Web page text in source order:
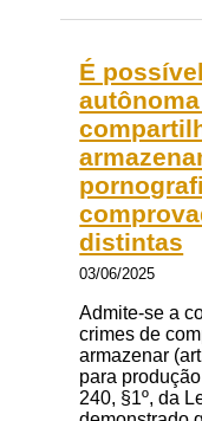
É
distintas
03/06/2025
Admite-se a
crimes de
armazenar
para
240, §1º, da